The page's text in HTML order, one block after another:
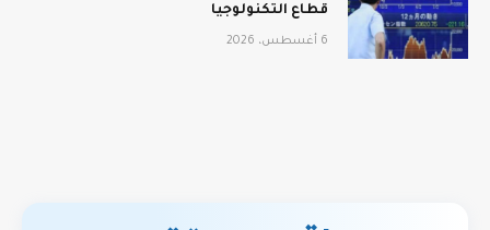
قطاع التكنولوجيا
6 أغسطس، 2026